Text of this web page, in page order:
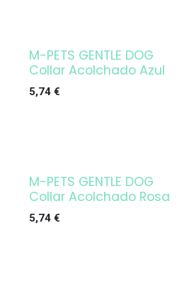
M-PETS GENTLE DOG
Collar Acolchado Azul
5,74€
M-PETS GENTLE DOG
Collar Acolchado Rosa
5,74€